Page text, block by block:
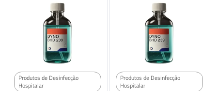
Produtos de Desinfecção
Hospitalar
Produtos de Desinfecção
Hospitalar